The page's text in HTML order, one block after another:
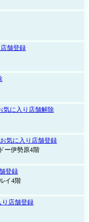
舗登録
気に入り店舗解除
お気に入り店舗登録
ー伊勢原4階
登録
イ4階
り店舗登録